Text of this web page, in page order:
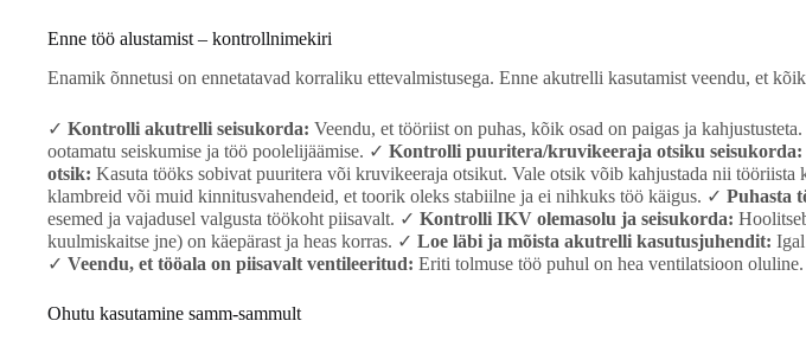
Enne töö alustamist – kontrollnimekiri
Enamik õnnetusi on ennetatavad korraliku ettevalmistusega. Enne akutrelli kasutamist veendu, et
✓ Kontrolli akutrelli seisukorda: Veendu, et tööriist on puhas, kõik osad on paigas ja
ootamatu seiskumise ja töö poolelijäämise. ✓ Kontrolli puuritera/kruvikeeraja otsiku seisukorda:
otsik: Kasuta tööks sobivat puuritera või kruvikeeraja otsikut. Vale otsik võib kahjustada nii
klambreid või muid kinnitusvahendeid, et toorik oleks stabiilne ja ei nihkuks töö käigus. ✓ Puhasta
esemed ja vajadusel valgusta töökoht piisavalt. ✓ Kontrolli IKV olemasolu ja seisukorda:
kuulmiskaitse jne) on käepärast ja heas korras. ✓ Loe läbi ja mõista akutrelli kasutusjuhendit:
✓ Veendu, et tööala on piisavalt ventileeritud: Eriti tolmuse töö puhul on hea ventilatsioon oluline.
Ohutu kasutamine samm-sammult